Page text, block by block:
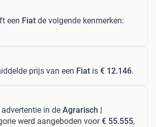
een Fiat de volgende kenmerken:
prijs van een Fiat is € 12.146.
advertentie in de Agrarisch |
werd aangeboden voor€ 55.555,